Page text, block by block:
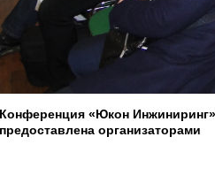
Конференция «Юкон
предоставлена организаторами